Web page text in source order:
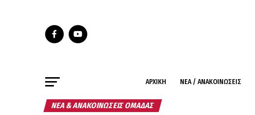
ΑΡΧΙΚΉ ΝΈΑ / ΑΝΑΚΟΙΝΏΣΕΙΣ
ΝΈΑ & ΑΝΑΚΟΙΝΏΣΕΙΣ ΟΜΆΔΑΣ